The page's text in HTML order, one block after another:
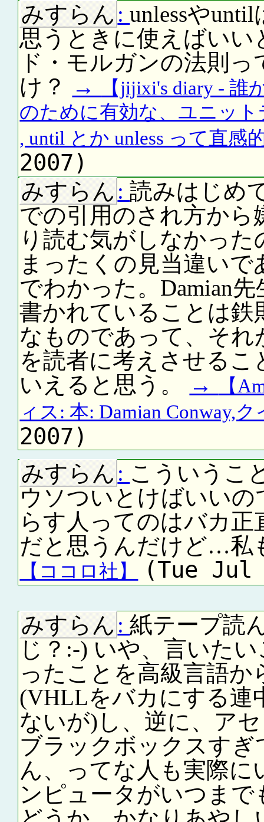
みすらん :unlessや
思うときに使えばいい
ド・モルガンの法則
け？
→
【jijixi's diary -
のために有効な、ユニッ
, until とか unless って直感
2007)
みすらん :読みはじめ
での引用のされ方か
り読む気がしなかっ
まったくの見当違い
でわかった。Damian
書かれていることは
なものであって、そ
を読者に考えさせる
いえると思う。
→
【
ィス: 本: Damian Conway,
2007)
みすらん : こういうこ
ウソついとけばいい
らす人ってのはバカ
だと思うんだけど…私
【ココロ社】 (Tue Jul
みすらん :紙テープ読
じ？:-) いや、言いた
ったことを高級言語
(VHLLをバカにする連
ないが)し、逆に、ア
ブラックボックスす
ん、ってな人も実際
ンピュータがいつま